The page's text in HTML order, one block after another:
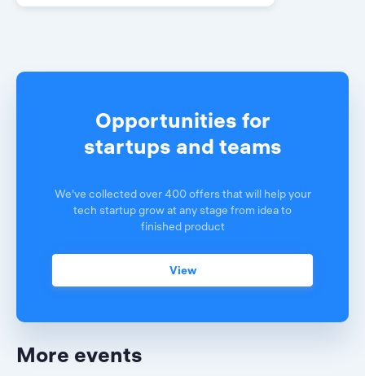
Opportunities for
startups and teams
We've collected over 400 offers that will help your
tech startup grow at any stage from idea to
finished product
View
More events